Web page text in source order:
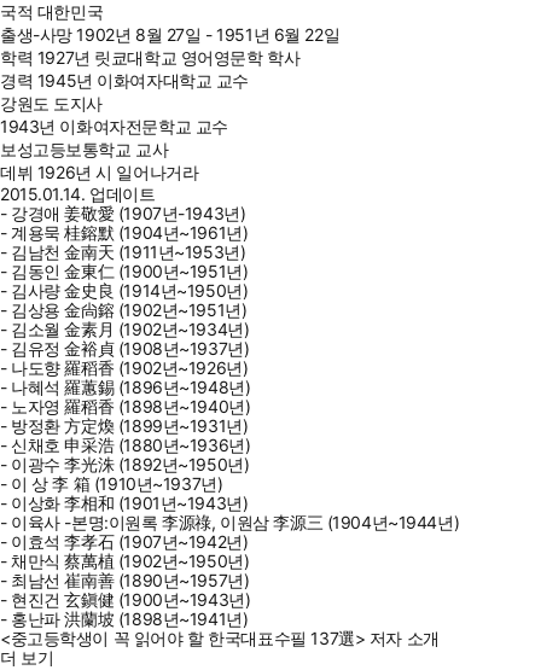
국적 대한민국
출생-사망1902년 8월 27일 - 1951년 6월 22일
학력 1927년 릿쿄대학교 영어영문학 학사
경력 1945년 이화여자대학교 교수
강원도 도지사
1943년 이화여자전문학교 교수
보성고등보통학교 교사
데뷔 1926년 시 일어나거라
2015.01.14. 업데이트
- 강경애 姜敬愛 (1907년-1943년)
- 계용묵 桂鎔默 (1904년~1961년)
- 김남천 金南天 (1911년~1953년)
- 김동인 金東仁 (1900년~1951년)
- 김사량 金史良 (1914년~1950년)
- 김상용 金尙鎔 (1902년~1951년)
- 김소월 金素月 (1902년~1934년)
- 김유정 金裕貞 (1908년~1937년)
- 나도향 羅稻香 (1902년~1926년)
- 나혜석 羅蕙錫 (1896년~1948년)
- 노자영 羅稻香 (1898년~1940년)
- 방정환 方定煥 (1899년~1931년)
- 신채호 申采浩 (1880년~1936년)
- 이광수 李光洙 (1892년~1950년)
- 이 상 李 箱 (1910년~1937년)
- 이상화 李相和 (1901년~1943년)
- 이육사 -본명:이원록 李源祿, 이원삼 李源三 (1904년~1944년)
- 이효석 李孝石 (1907년~1942년)
- 채만식 蔡萬植 (1902년~1950년)
- 최남선 崔南善 (1890년~1957년)
- 현진건 玄鎭健 (1900년~1943년)
- 홍난파 洪蘭坡 (1898년~1941년)
<중고등학생이 꼭 읽어야 할 한국대표수필 137選> 저자 소개
더 보기